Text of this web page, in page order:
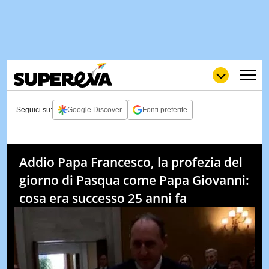
WOW
POP
NEWS
STORIE
QUIZ
Seguici su: Google Discover Fonti preferite
Addio Papa Francesco, la profezia del
giorno di Pasqua come Papa Giovanni:
cosa era successo 25 anni fa